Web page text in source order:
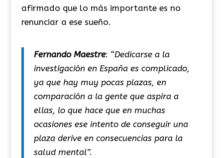
afirmado que lo más importante es no
renunciar a ese sueño.
Fernando Maestre: “Dedicarse a la
investigación en España es complicado,
ya que hay muy pocas plazas, en
comparación a la gente que aspira a
ellas, lo que hace que en muchas
ocasiones ese intento de conseguir una
plaza derive en consecuencias para la
salud mental”.